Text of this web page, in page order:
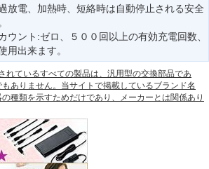
放電、加熱時、短絡時は自動停止される安全
ウント:ゼロ、５００回以上の有効充電回数、
用出来ます。
れているすべての製品は、汎用型の交換部品であ
ありません。当サイトで掲載しているブランド名
種類を示すためだけであり、メーカーとは関係あり